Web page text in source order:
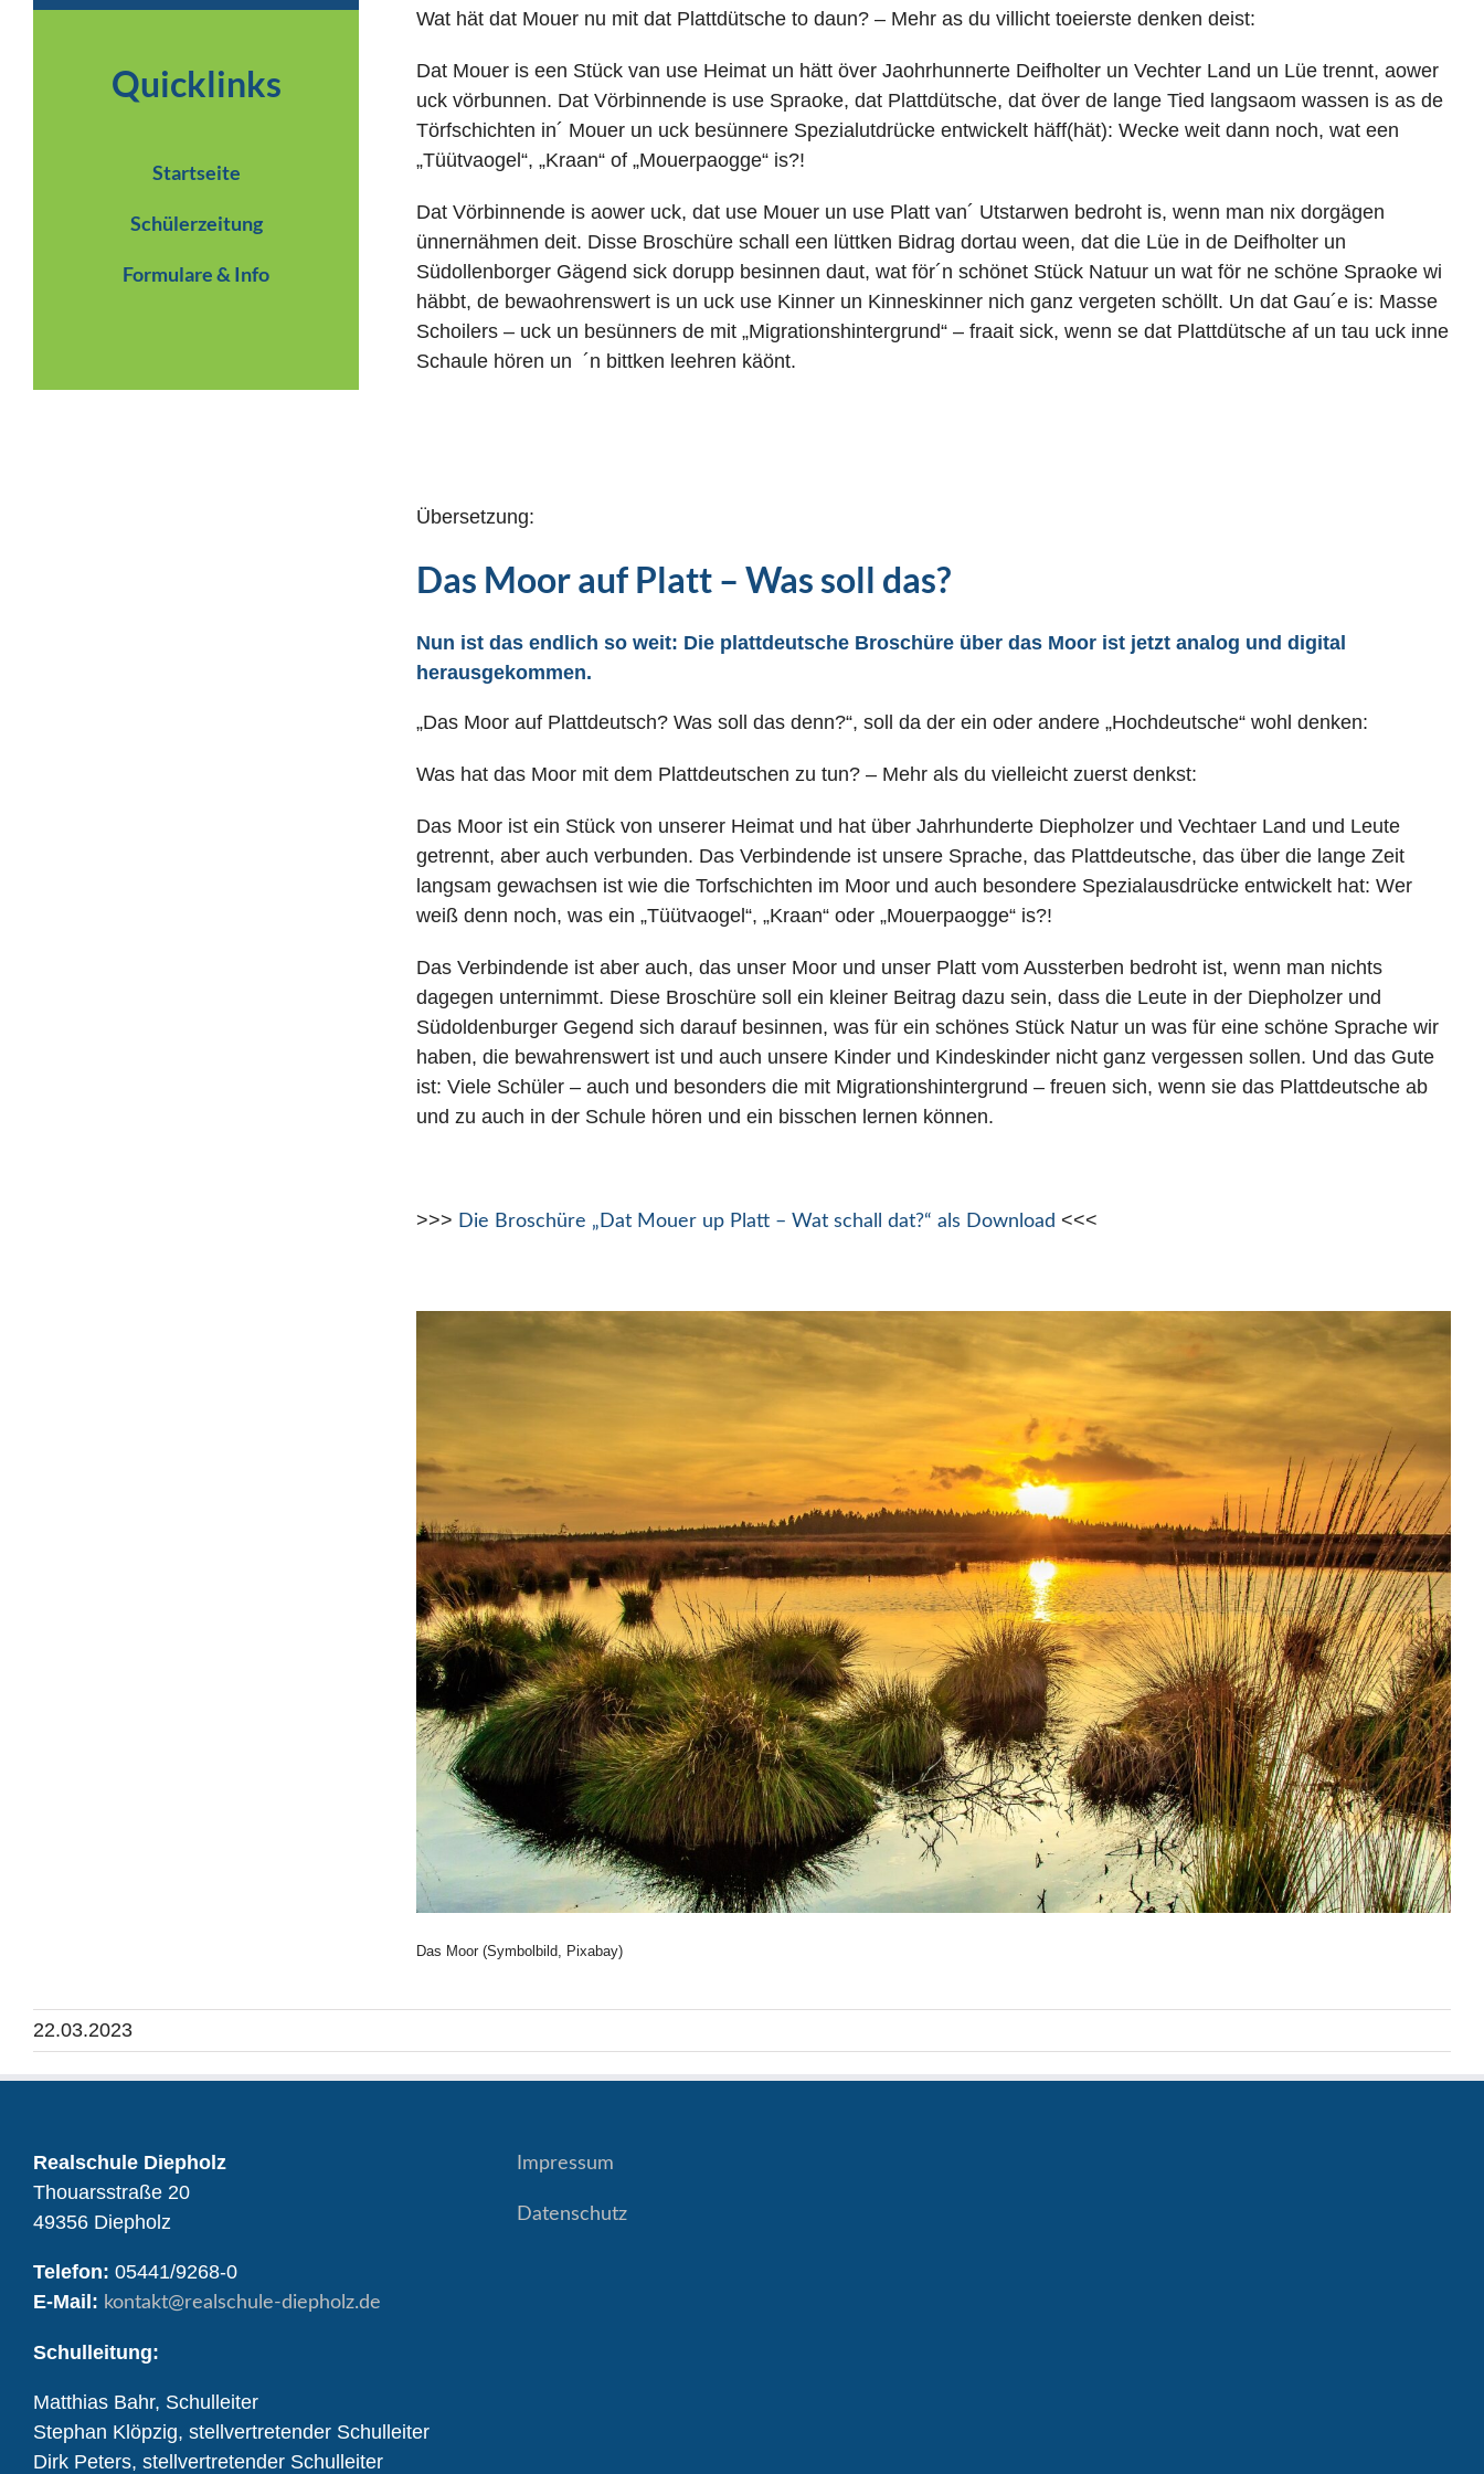
Quicklinks
Startseite
Schülerzeitung
Formulare & Info
Wat hät dat Mouer nu mit dat Plattdütsche to daun? – Mehr as du villicht toeierste denken deist:
Dat Mouer is een Stück van use Heimat un hätt över Jaohrhunnerte Deifholter un Vechter Land un Lüe trennt, aower
uck vörbunnen. Dat Vörbinnende is use Spraoke, dat Plattdütsche, dat över de lange Tied langsaom wassen is as de
Törfschichten in´ Mouer un uck besünnere Spezialutdrücke entwickelt häff(hät): Wecke weit dann noch, wat een
„Tüütvaogel“, „Kraan“ of „Mouerpaogge“ is?!
Dat Vörbinnende is aower uck, dat use Mouer un use Platt van´ Utstarwen bedroht is, wenn man nix dorgägen
ünnernähmen deit. Disse Broschüre schall een lüttken Bidrag dortau ween, dat die Lüe in de Deifholter un
Südollenborger Gägend sick dorupp besinnen daut, wat för´n schönet Stück Natuur un wat för ne schöne Spraoke wi
häbbt, de bewaohrenswert is un uck use Kinner un Kinneskinner nich ganz vergeten schöllt. Un dat Gau´e is: Masse
Schoilers – uck un besünners de mit „Migrationshintergrund“ – fraait sick, wenn se dat Plattdütsche af un tau uck inne
Schaule hören un ´n bittken leehren käönt.
Übersetzung:
Das Moor auf Platt – Was soll das?
Nun ist das endlich so weit: Die plattdeutsche Broschüre über das Moor ist jetzt analog und digital
herausgekommen.
„Das Moor auf Plattdeutsch? Was soll das denn?“, soll da der ein oder andere „Hochdeutsche“ wohl denken:
Was hat das Moor mit dem Plattdeutschen zu tun? – Mehr als du vielleicht zuerst denkst:
Das Moor ist ein Stück von unserer Heimat und hat über Jahrhunderte Diepholzer und Vechtaer Land und Leute
getrennt, aber auch verbunden. Das Verbindende ist unsere Sprache, das Plattdeutsche, das über die lange Zeit
langsam gewachsen ist wie die Torfschichten im Moor und auch besondere Spezialausdrücke entwickelt hat: Wer
weiß denn noch, was ein „Tüütvaogel“, „Kraan“ oder „Mouerpaogge“ is?!
Das Verbindende ist aber auch, das unser Moor und unser Platt vom Aussterben bedroht ist, wenn man nichts
dagegen unternimmt. Diese Broschüre soll ein kleiner Beitrag dazu sein, dass die Leute in der Diepholzer und
Südoldenburger Gegend sich darauf besinnen, was für ein schönes Stück Natur un was für eine schöne Sprache wir
haben, die bewahrenswert ist und auch unsere Kinder und Kindeskinder nicht ganz vergessen sollen. Und das Gute
ist: Viele Schüler – auch und besonders die mit Migrationshintergrund – freuen sich, wenn sie das Plattdeutsche ab
und zu auch in der Schule hören und ein bisschen lernen können.
>>> Die Broschüre „Dat Mouer up Platt – Wat schall dat?“ als Download <<<
Das Moor (Symbolbild, Pixabay)
22.03.2023
Realschule Diepholz
Thouarsstraße 20
49356 Diepholz
Telefon: 05441/9268-0
E-Mail: kontakt@realschule-diepholz.de
Schulleitung:
Matthias Bahr, Schulleiter
Stephan Klöpzig, stellvertretender Schulleiter
Dirk Peters, stellvertretender Schulleiter
Impressum
Datenschutz